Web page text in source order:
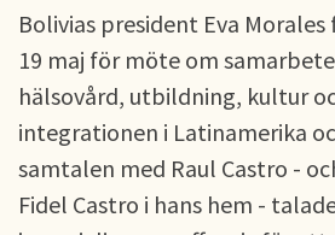
Bolivias president Eva
19 maj för möte om
hälsovård, utbildning, kultur
integrationen i Latinamerika
samtalen med Raul Castro -
Fidel Castro i hans hem -